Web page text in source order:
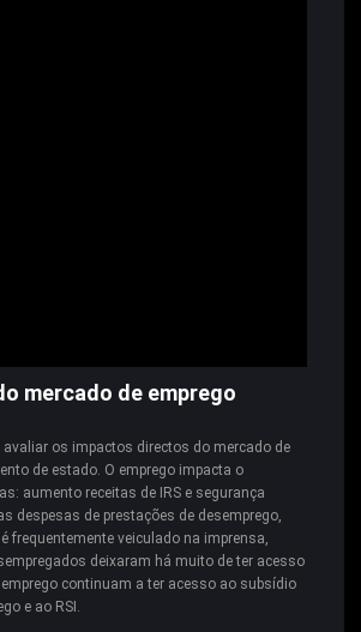
mercado de emprego
os impactos directos do mercado de
de estado. O emprego impacta o
aumento receitas de IRS e segurança
despesas de prestações de desemprego,
frequentemente veiculado na imprensa,
deixaram há muito de ter acesso
continuam a ter acesso ao subsídio
e ao RSI.